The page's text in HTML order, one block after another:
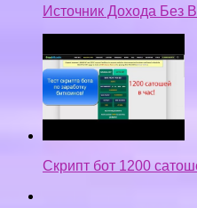
Источник Дохода Без
Скрипт бот 1200